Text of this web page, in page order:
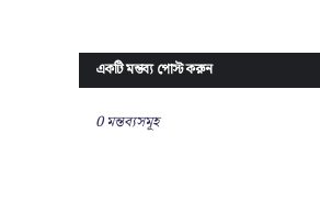
একটি মন্তব্য পোস্ট করুন
0 মন্তব্যসমূহ